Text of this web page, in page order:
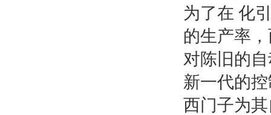
为了在 化
的生产率
对陈旧的
新一代的
西门子为